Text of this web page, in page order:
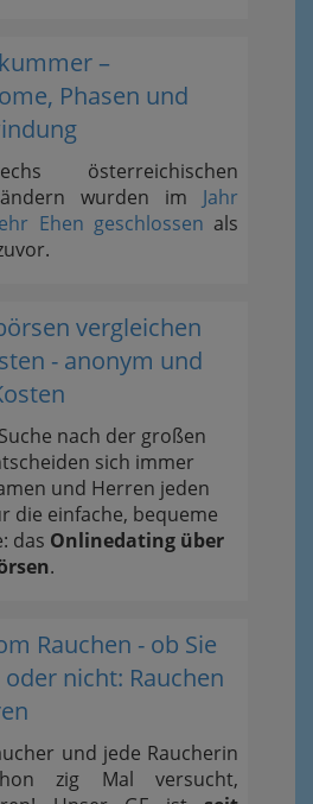
–
Phasen und
österreichischen
wurden im Jahr
Ehen geschlossen als
vergleichen
- anonym und
nach der großen
sich immer
und Herren jeden
die einfache, bequeme
das Onlinedating über
.
Rauchen - ob Sie
nicht: Rauchen
und jede Raucherin
zig Mal versucht,